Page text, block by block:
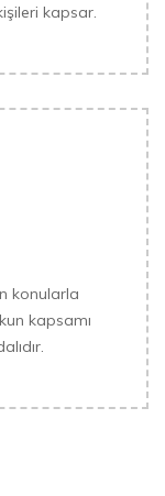
kapsar.
konularla
kapsamı